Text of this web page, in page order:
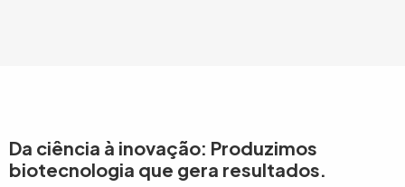
Da ciência à inovação: Produzimos
biotecnologia que gera resultados.